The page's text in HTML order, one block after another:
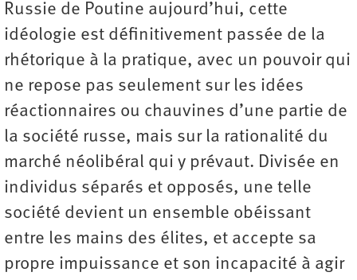
Russie de Poutine aujourd’hui, cette
idéologie est définitivement passée de la
rhétorique à la pratique, avec un pouvoir qui
ne repose pas seulement sur les idées
réactionnaires ou chauvines d’une partie de
la société russe, mais sur la rationalité du
marché néolibéral qui y prévaut. Divisée en
individus séparés et opposés, une telle
société devient un ensemble obéissant
entre les mains des élites, et accepte sa
propre impuissance et son incapacité à agir